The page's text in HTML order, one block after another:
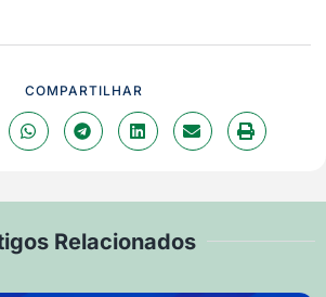
COMPARTILHAR
Relacionados